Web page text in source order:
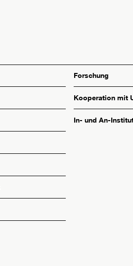
Forschung
Kooperation mit
In- und An-